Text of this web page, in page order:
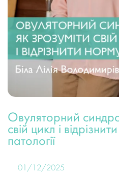
Овуляторний
свій цикл і
патології
01/12/2025